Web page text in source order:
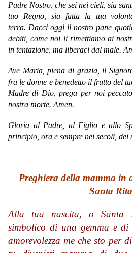
Padre Nostro, che sei nei cieli, sia
tuo Regno, sia fatta la tua
terra. Dacci oggi il nostro pane
debiti, come noi li rimettiamo ai
in tentazione, ma liberaci dal male.
Ave Maria,piena di grazia, il
fra le donne e benedetto il frutto del
Madre di Dio,prega per noi
nostra morte. Amen.
Gloria al Padre, al Figlio e allo
principio, ora e sempre nei secoli, dei
Preghiera della mamma in
Santa
Alla tua nascita, o Santa
simbolico di una gemma e
amorevolezza me che sto per